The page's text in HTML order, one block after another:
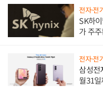
전자·전
SK하
가 주
전자·전
삼성전
월31